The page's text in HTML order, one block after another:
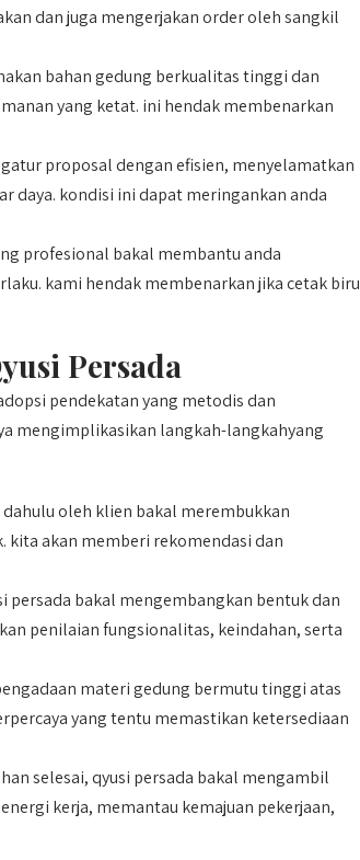
dan juga mengerjakan order oleh sangkil
bahan gedung berkualitas tinggi dan
yang ketat. ini hendak membenarkan
proposal dengan efisien, menyelamatkan
daya. kondisi ini dapat meringankan anda
profesional bakal membantu anda
kami hendak membenarkan jika cetak biru
Persada
pendekatan yang metodis dan
mengimplikasikan langkah-langkahyang
oleh klien bakal merembukkan
kita akan memberi rekomendasi dan
persada bakal mengembangkan bentuk dan
penilaian fungsionalitas, keindahan, serta
materi gedung bermutu tinggi atas
yang tentu memastikan ketersediaan
selesai, qyusi persada bakal mengambil
kerja, memantau kemajuan pekerjaan,